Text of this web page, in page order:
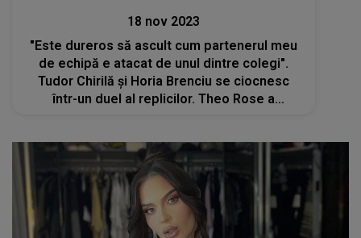
18 nov 2023
"Este dureros să ascult cum partenerul meu
de echipă e atacat de unul dintre colegi".
Tudor Chirilă și Horia Brenciu se ciocnesc
într-un duel al replicilor. Theo Rose a